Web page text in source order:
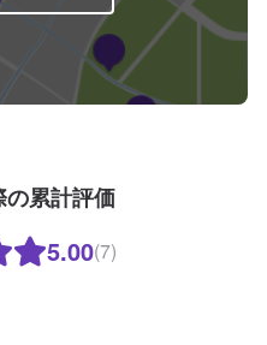
の累計評価
5.00(7)